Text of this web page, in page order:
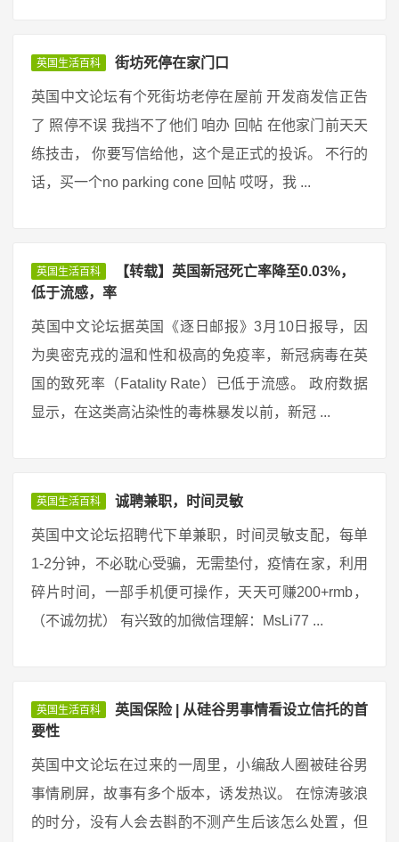
英国生活百科 街坊死停在家门口
英国中文论坛有个死街坊老停在屋前 开发商发信正告
了 照停不误 我挡不了他们 咱办 回帖 在他家门前天天
练技击， 你要写信给他，这个是正式的投诉。 不行的
话，买一个no parking cone 回帖 哎呀，我 ...
英国生活百科
【转载】英国新冠死亡率降至0.03%，
低于流感，率
英国中文论坛据英国《逐日邮报》3月10日报导，因
为奥密克戎的温和性和极高的免疫率，新冠病毒在英
国的致死率（Fatality Rate）已低于流感。 政府数据
显示，在这类高沾染性的毒株暴发以前，新冠 ...
英国生活百科 诚聘兼职，时间灵敏
英国中文论坛招聘代下单兼职，时间灵敏支配，每单
1-2分钟，不必耽心受骗，无需垫付，疫情在家，利用
碎片时间，一部手机便可操作，天天可赚200+rmb，
（不诚勿扰） 有兴致的加微信理解：MsLi77 ...
英国生活百科
英国保险 | 从硅谷男事情看设立信托的首
要性
英国中文论坛在过来的一周里，小编敌人圈被硅谷男
事情刷屏，故事有多个版本，诱发热议。 在惊涛骇浪
的时分，没有人会去斟酌不测产生后该怎么处置，但